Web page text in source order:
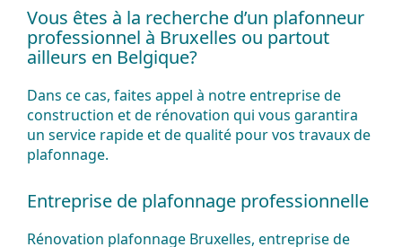
Vous êtes à la recherche d’un plafonneur
professionnel à Bruxelles ou partout
ailleurs en Belgique?
Dans ce cas, faites appel à notre entreprise de
construction et de rénovation qui vous garantira
un service rapide et de qualité pour vos travaux de
plafonnage.
Entreprise de plafonnage professionnelle
Rénovation plafonnage Bruxelles, entreprise de